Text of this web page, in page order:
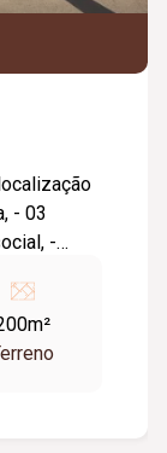
-
veículos